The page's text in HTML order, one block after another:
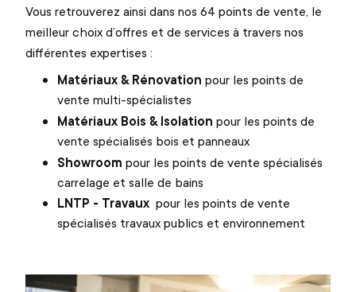
Vous retrouverez ainsi dans nos 64 points de vente, le
meilleur choix d’offres et de services à travers nos
différentes expertises :
Matériaux & Rénovation pour les points de
vente multi-spécialistes
Matériaux Bois & Isolation pour les points de
vente spécialisés bois et panneaux
Showroom pour les points de vente spécialisés
carrelage et salle de bains
LNTP - Travaux pour les points de vente
spécialisés travaux publics et environnement